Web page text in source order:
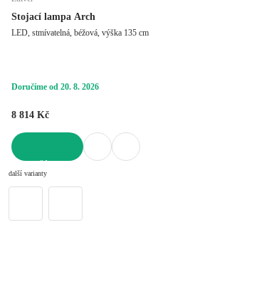
Stojací lampa Arch
LED, stmívatelná, béžová, výška 135 cm
Doručíme od 20. 8. 2026
8 814 Kč
další varianty